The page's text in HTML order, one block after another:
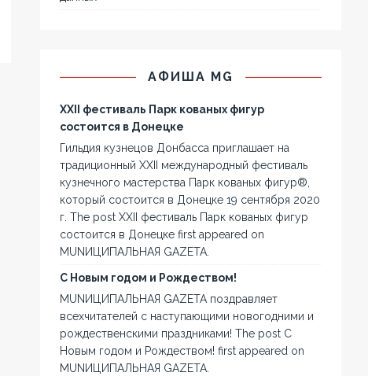
АФИША MG
XXII фестиваль Парк кованых фигур
состоится в Донецке
Гильдия кузнецов Донбасса приглашает на
традиционный XXII международный фестиваль
кузнечного мастерства Парк кованых фигур®,
который состоится в Донецке 19 сентября 2020
г. The post XXII фестиваль Парк кованых фигур
состоится в Донецке first appeared on
MUNИЦИПАЛЬНАЯ GAZЕТА.
С Новым годом и Рождеством!
MUNИЦИПАЛЬНАЯ GAZЕТА поздравляет
всехчитателей с наступающими новогодними и
рождественскими праздниками! The post С
Новым годом и Рождеством! first appeared on
MUNИЦИПАЛЬНАЯ GAZЕТА.